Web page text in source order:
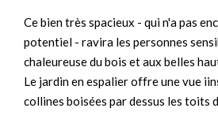
Ce bien très spacieux - qui n'a pas
potentiel - ravira les personnes
chaleureuse du bois et aux belles
Le jardin en espalier offre une vue
collines boisées par dessus les toits